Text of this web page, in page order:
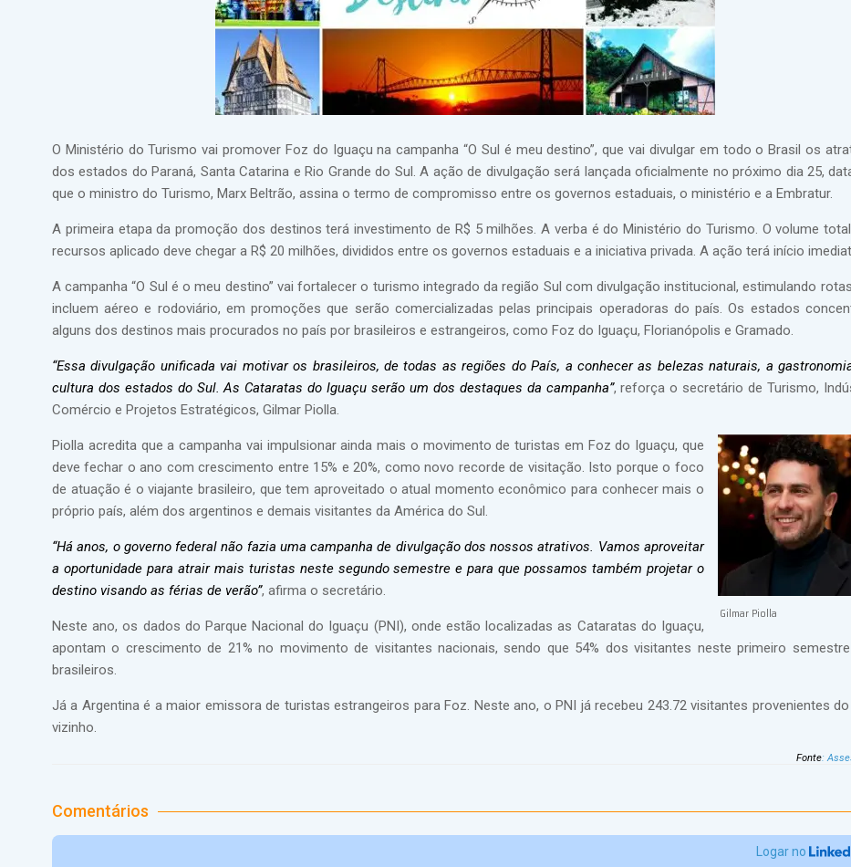
O Ministério do Turismo vai promover Foz do Iguaçu na campanha “O Sul é meu destino”, que vai divulgar em todo o Brasil os
dos estados do Paraná, Santa Catarina e Rio Grande do Sul. A ação de divulgação será lançada oficialmente no próximo dia 25,
que o ministro do Turismo, Marx Beltrão, assina o termo de compromisso entre os governos estaduais, o ministério e a Embratur.
A primeira etapa da promoção dos destinos terá investimento de R$ 5 milhões. A verba é do Ministério do Turismo. O volume
recursos aplicado deve chegar a R$ 20 milhões, divididos entre os governos estaduais e a iniciativa privada. A ação terá início
A campanha “O Sul é o meu destino” vai fortalecer o turismo integrado da região Sul com divulgação institucional, estimulando
incluem aéreo e rodoviário, em promoções que serão comercializadas pelas principais operadoras do país. Os estados
alguns dos destinos mais procurados no país por brasileiros e estrangeiros, como Foz do Iguaçu, Florianópolis e Gramado.
“Essa divulgação unificada vai motivar os brasileiros, de todas as regiões do País, a conhecer as belezas naturais, a
cultura dos estados do Sul. As Cataratas do Iguaçu serão um dos destaques da campanha”, reforça o secretário de Turismo,
Comércio e Projetos Estratégicos, Gilmar Piolla.
Gilmar Piolla
Piolla acredita que a campanha vai impulsionar ainda mais o movimento de turistas em Foz do Iguaçu, que
deve fechar o ano com crescimento entre 15% e 20%, como novo recorde de visitação. Isto porque o foco
de atuação é o viajante brasileiro, que tem aproveitado o atual momento econômico para conhecer mais o
próprio país, além dos argentinos e demais visitantes da América do Sul.
“Há anos, o governo federal não fazia uma campanha de divulgação dos nossos atrativos. Vamos aproveitar
a oportunidade para atrair mais turistas neste segundo semestre e para que possamos também projetar o
destino visando as férias de verão”, afirma o secretário.
Neste ano, os dados do Parque Nacional do Iguaçu (PNI), onde estão localizadas as Cataratas do Iguaçu,
apontam o crescimento de 21% no movimento de visitantes nacionais, sendo que 54% dos visitantes neste primeiro
brasileiros.
Já a Argentina é a maior emissora de turistas estrangeiros para Foz. Neste ano, o PNI já recebeu 243.72 visitantes provenientes
vizinho.
Fonte:
Comentários
Logar no